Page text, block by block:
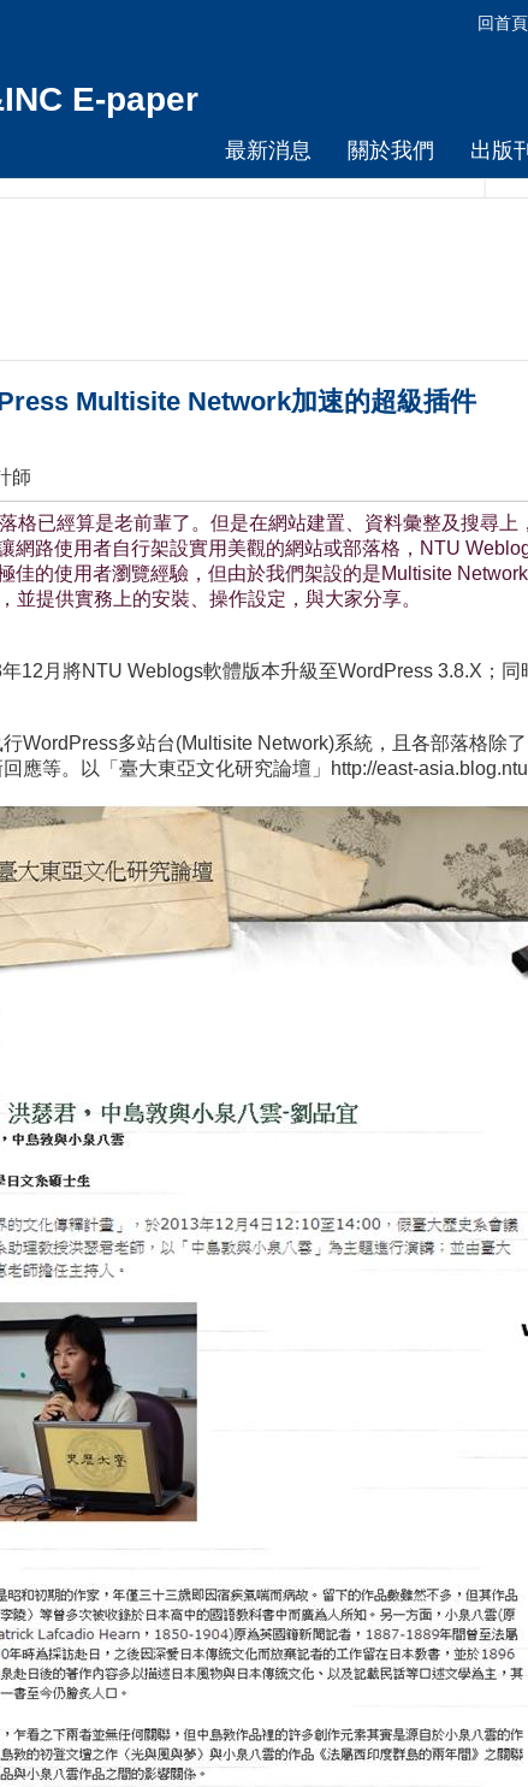
回首頁
E-paper
最新消息 關於我們 出版
Multisite Network加速的超級插件
師
格已經算是老前輩了。但是在網站建置、資料彙整及搜尋
網路使用者自行架設實用美觀的網站或部落格，NTU
佳的使用者瀏覽經驗，但由於我們架設的是Multisite
並提供實務上的安裝、操作設定，與大家分享。
12月將NTU Weblogs軟體版本升級至WordPress 3.8.X；
WordPress多站台(Multisite Network)系統，且各部落格除
應等。以「臺大東亞文化研究論壇」
http://east-